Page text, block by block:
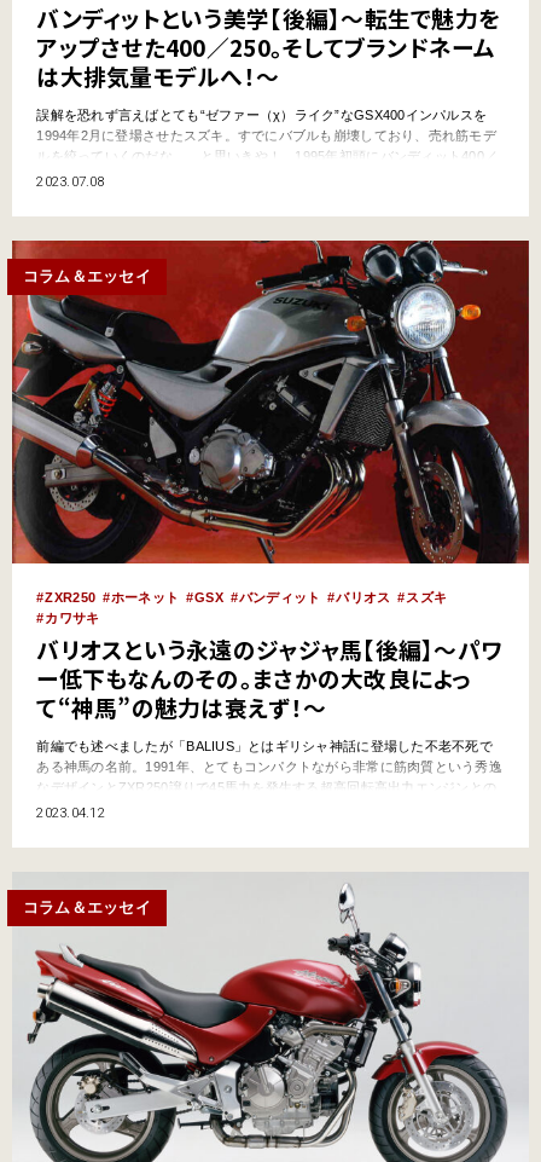
バンディットという美学【後編】～転生で魅力を
アップさせた400／250。そしてブランドネーム
は大排気量モデルへ！～
誤解を恐れず言えばとても“ゼファー（χ）ライク”なGSX400インパルスを
1994年2月に登場させたスズキ。すでにバブルも崩壊しており、売れ筋モデ
ルを絞っていくのだな……と思いきや！ 1995年初頭にバンディット400／
250をフルモデルチェンジさせて“走りのネイキッド”を再び世に問います。
ディットとい…
2023.07.08
コラム＆エッセイ
ZXR250 ホーネット GSX バンディット バリオス
スズキ
カワサキ
バリオスという永遠のジャジャ馬【後編】～パワ
ー低下もなんのその。まさかの大改良によっ
て“神馬”の魅力は衰えず！～
前編でも述べましたが「BALIUS」とはギリシャ神話に登場した不老不死で
ある神馬の名前。1991年、とてもコンパクトながら非常に筋肉質という秀逸
なデザインとZXR250譲りで45馬力を発生する超高回転高出力エンジンとの
魅力が見事に融合してヒットモデルとなったバリオスは、小改良と大改良を
いう永遠のジャジャ馬【中…
2023.04.12
コラム＆エッセイ